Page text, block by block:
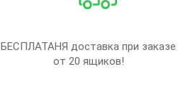
БЕСПЛАТАНЯ доставка при заказе
от 20 ящиков!